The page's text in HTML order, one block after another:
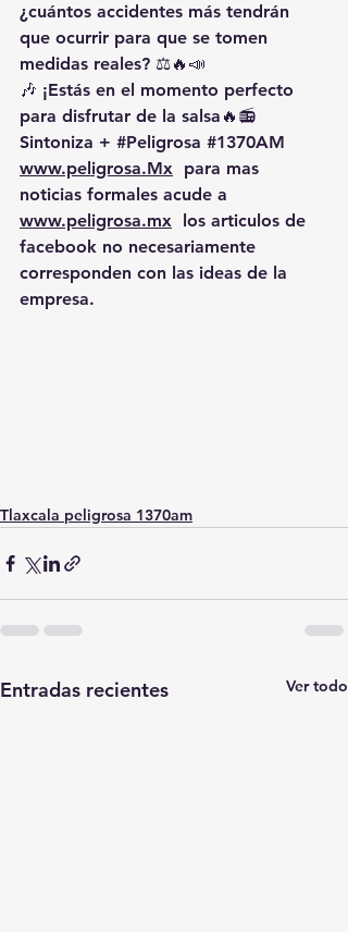
¿cuántos accidentes más tendrán
que ocurrir para que se tomen
medidas reales? ⚖️🔥📣
🎶 ¡Estás en el momento perfecto
para disfrutar de la salsa🔥📻
Sintoniza + #Peligrosa #1370AM
www.peligrosa.Mx para mas
noticias formales acude a
www.peligrosa.mx los articulos de
facebook no necesariamente
corresponden con las ideas de la
empresa.
Tlaxcala peligrosa 1370am
Entradas recientes Ver todo